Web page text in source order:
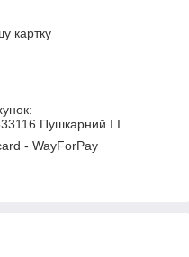
картку
Пушкарний І.І
- WayForPay